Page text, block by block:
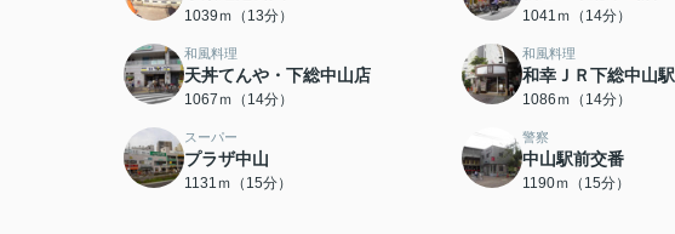
1039ｍ（13分） 1041ｍ（14分）
和風料理
天丼てんや・下総中山店
1067ｍ（14分）
和風料理
和幸ＪＲ下総中山
1086ｍ（14分）
スーパー
プラザ中山
1131ｍ（15分）
警察
中山駅前交番
1190ｍ（15分）